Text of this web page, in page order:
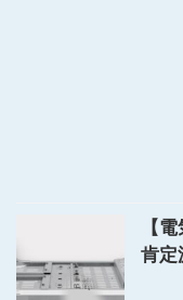
【
肯定